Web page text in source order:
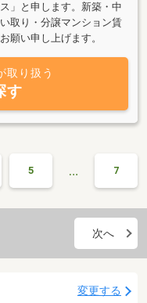
」と申します。新築・中
取り・分譲マンション賃
願い申し上げます。
取り扱う
す
5 … 7
次へ
変更する